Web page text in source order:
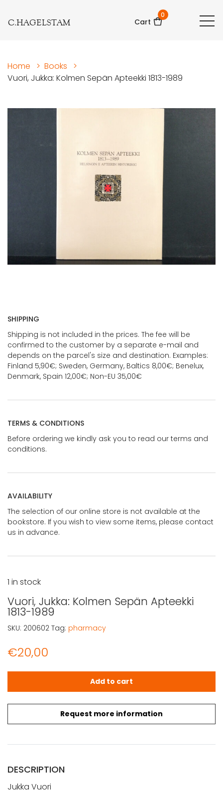
C.HAGELSTAM Cart
0
Home > Books
>
Vuori, Jukka: Kolmen Sepän Apteekki 1813-1989
SHIPPING
Shipping is not included in the prices. The fee will be
confirmed to the customer by a separate e-mail and
depends on the parcel's size and destination. Examples:
Finland 5,90€; Sweden, Germany, Baltics 8,00€; Benelux,
Denmark, Spain 12,00€; Non-EU 35,00€
TERMS & CONDITIONS
Before ordering we kindly ask you to read our terms and
conditions.
AVAILABILITY
The selection of our online store is not available at the
bookstore. If you wish to view some items, please contact
us in advance.
Vuori, Jukka: Kolmen Sepän Apteekki
1813-1989
€20,00
Request more information
1 in stock
Vuori, Jukka: Kolmen Sepän Apteekki 1813-1989 quantity
Add to cart
SKU: 200602 Tag: pharmacy
DESCRIPTION
Jukka Vuori